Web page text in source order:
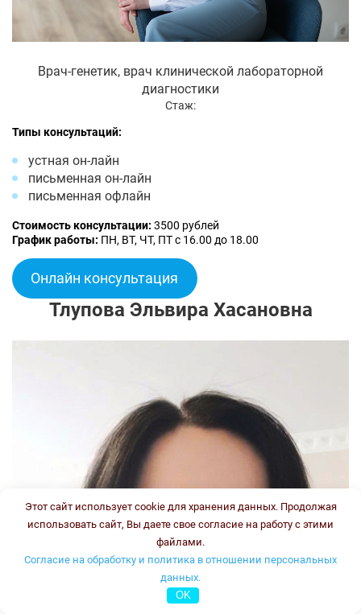
Врач-генетик, врач клинической лабораторной
диагностики
Стаж:
Типы консультаций:
устная он-лайн
письменная он-лайн
письменная офлайн
Стоимость консультации: 3500 рублей
График работы: ПН, ВТ, ЧТ, ПТ с 16.00 до 18.00
Онлайн консультация
Тлупова Эльвира Хасановна
Этот сайт использует cookie для хранения данных. Продолжая
использовать сайт, Вы даете свое согласие на работу с этими
файлами.
Согласие на обработку и политика в отношении персональных
данных.
OK